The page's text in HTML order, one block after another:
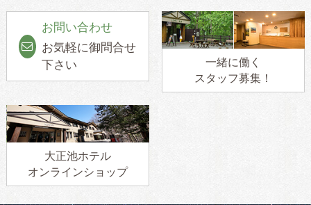
お問い合わせ
お気軽に御問合せ
下さい
一緒に働く
スタッフ募集！
大正池ホテル
オンラインショップ